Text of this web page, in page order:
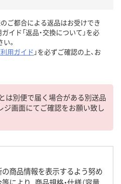
ご都合による返品はお受けでき
イド「返品・交換について」を必
。
用ガイド 」を必ずご確認の上、お
は別便で届く場合がある別送品
ジ画面にてご確認をお願い致し
商品情報を表示するよう努め